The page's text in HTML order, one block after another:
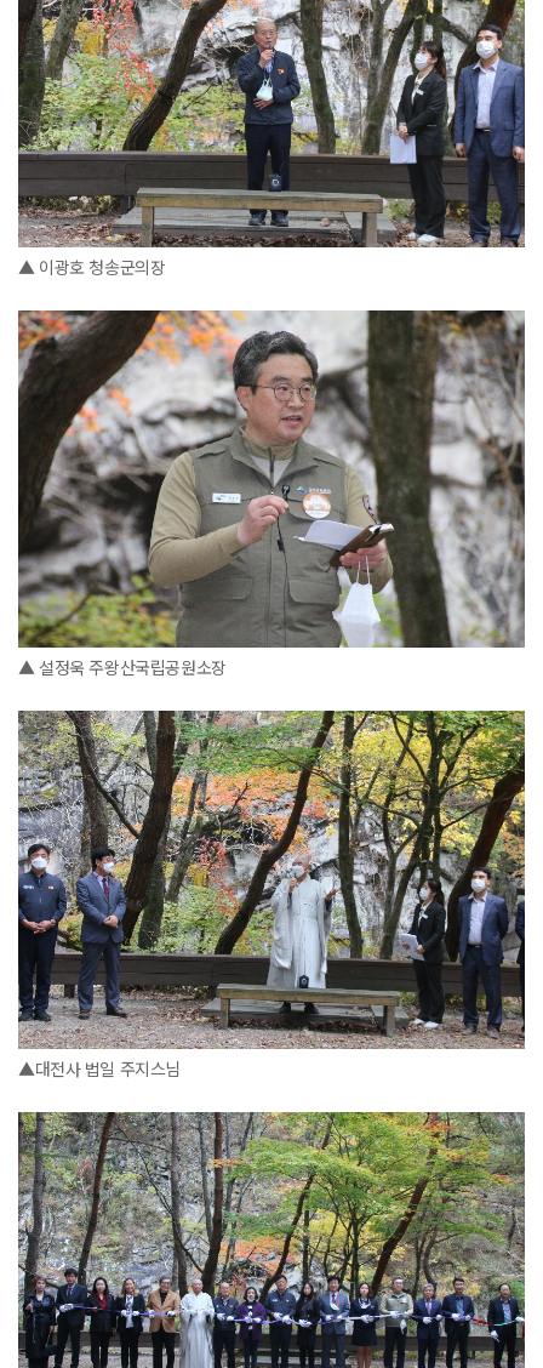
▲ 이광호 청송군의장
▲ 설정욱 주왕산국립공원소장
▲대전사 법일 주지스님